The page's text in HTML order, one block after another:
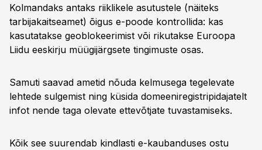
Kolmandaks antaks riiklikele asutustele (näiteks
tarbijakaitseamet) õigus e-poode kontrollida: kas
kasutatakse geoblokeerimist või rikutakse Euroopa
Liidu eeskirju müügijärgsete tingimuste osas.
Samuti saavad ametid nõuda kelmusega tegelevate
lehtede sulgemist ning küsida domeeniregistripidajatelt
infot nende taga olevate ettevõtjate tuvastamiseks.
Kõik see suurendab kindlasti e-kaubanduses ostu